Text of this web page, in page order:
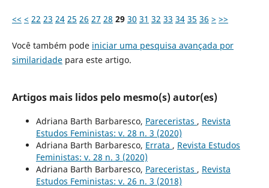
<< < 22 23 24 25 26 27 28 29 30 31 32 33 34 35 36 > >>
Você também pode iniciar uma pesquisa avançada por
similaridadepara este artigo.
Artigos mais lidos pelo mesmo(s) autor(es)
Adriana Barth Barbaresco, Pareceristas , Revista
Estudos Feministas: v. 28 n. 3 (2020)
Adriana Barth Barbaresco, Errata , Revista Estudos
Feministas: v. 28 n. 3 (2020)
Adriana Barth Barbaresco, Pareceristas , Revista
Estudos Feministas: v. 26 n. 3 (2018)